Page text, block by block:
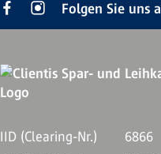
Folgen Sie uns
IID (Clearing-Nr.)
6866